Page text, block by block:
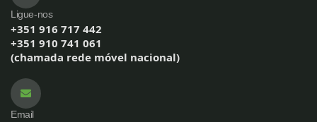
Ligue-nos
+351 916 717 442
+351 910 741 061
(chamada rede móvel nacional)
Email